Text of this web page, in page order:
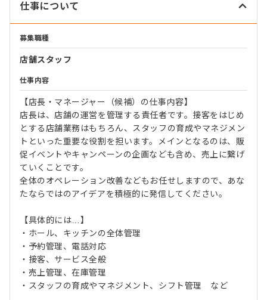
仕事について
募集職種
店舗スタッフ
仕事内容
【店長・マネージャー（候補）の仕事内容】
店長は、店舗の運営を管理する責任者です。接客をはじめ
とする店舗業務はもちろん、スタッフの育成やマネジメン
トといった重要な役割を担います。メインとなるのは、販
促イベントやキャンペーンの企画なども含め、売上に繋げ
ていくことです。
全体のオペレーション改善などもお任せしますので、あな
たならではのアイデアを積極的に発信してください。
【具体的には…】
・ホール、キッチンの全体管理
・予約管理、電話対応
・接客、サービス全般
・売上管理、在庫管理
・スタッフの育成やマネジメント、シフト管理 など